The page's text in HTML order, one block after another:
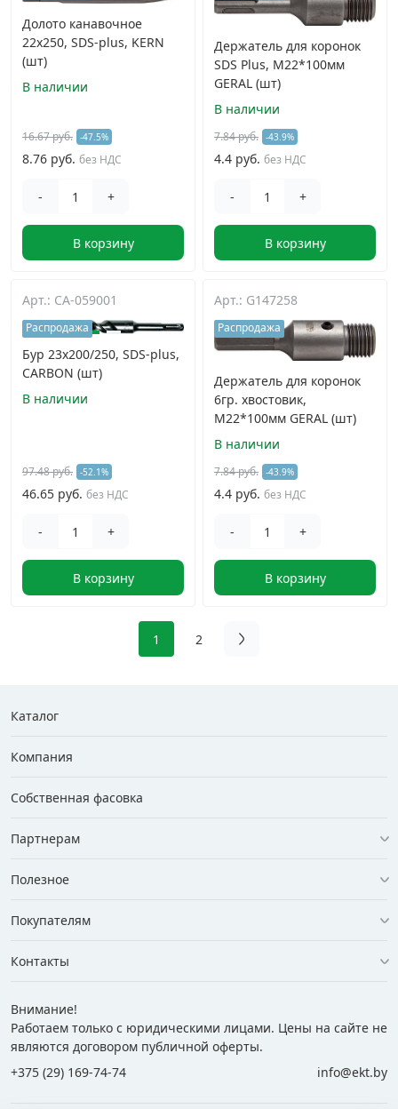
Долото канавочное
22х250, SDS-plus, KERN
(шт)
В наличии
16.67 руб. -47.5%
8.76 руб. без НДС
- +
В корзину
Держатель для коронок
SDS Plus, M22*100мм
GERAL (шт)
В наличии
7.84 руб. -43.9%
4.4 руб. без НДС
- +
В корзину
Арт.: CA-059001
Распродажа
Бур 23x200/250, SDS-plus,
CARBON (шт)
В наличии
97.48 руб. -52.1%
46.65 руб. без НДС
- +
В корзину
Арт.: G147258
Распродажа
Держатель для коронок
6гр. хвостовик,
M22*100мм GERAL (шт)
В наличии
7.84 руб. -43.9%
4.4 руб. без НДС
- +
В корзину
1 2
Каталог
Компания
Собственная фасовка
Партнерам
Полезное
Покупателям
Контакты
Внимание!
Работаем только с юридическими лицами. Цены на сайте не
являются договором публичной оферты.
+375 (29) 169-74-74
info@ekt.by